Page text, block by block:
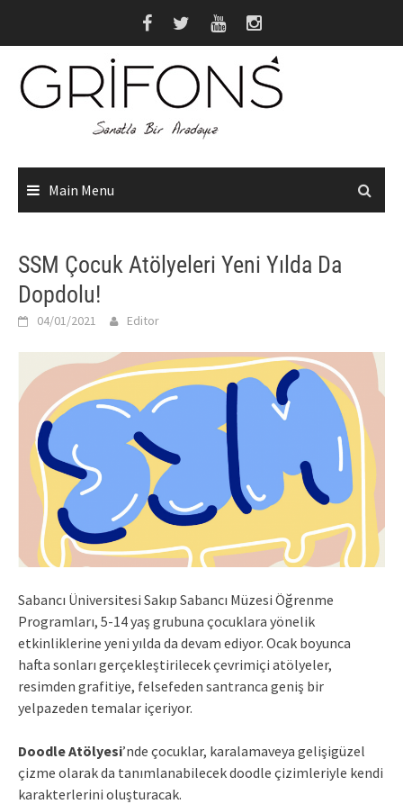
Main Menu
SSM Çocuk Atölyeleri Yeni Yılda Da
Dopdolu!
04/01/2021 Editor
Sabancı Üniversitesi Sakıp Sabancı Müzesi Öğrenme
Programları, 5-14 yaş grubuna çocuklara yönelik
etkinliklerine yeni yılda da devam ediyor. Ocak boyunca
hafta sonları gerçekleştirilecek çevrimiçi atölyeler,
resimden grafitiye, felsefeden santranca geniş bir
yelpazeden temalar içeriyor.
Doodle Atölyesi’nde çocuklar, karalamaveya gelişigüzel
çizme olarak da tanımlanabilecek doodle çizimleriyle kendi
karakterlerini oluşturacak.